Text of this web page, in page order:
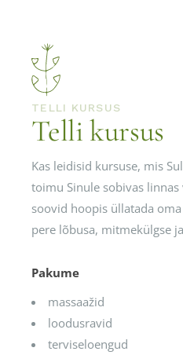
TELLI KURSUS
Telli kursus
Kas leidisid kursuse, mis
toimu Sinule sobivas linnas
soovid hoopis üllatada
pere lõbusa, mitmekülgse
Pakume
massaažid
loodusravid
terviseloengud